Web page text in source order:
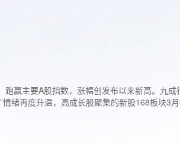
赢主要A股指数，涨幅创发布以来新高。九成
绪再度升温，高成长股聚集的新股168板块3